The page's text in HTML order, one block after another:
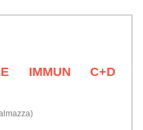
IMMUN C+D